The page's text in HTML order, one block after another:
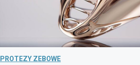
PROTEZY ZEBOWE